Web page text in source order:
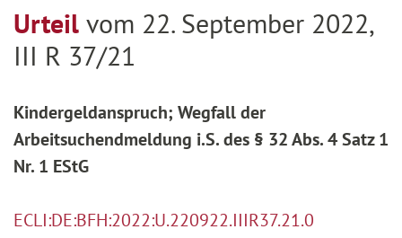
Urteil vom 22. September 2022,
III R 37/21
Kindergeldanspruch; Wegfall der
Arbeitsuchendmeldung i.S. des § 32 Abs. 4 Satz 1
Nr. 1 EStG
ECLI:DE:BFH:2022:U.220922.IIIR37.21.0